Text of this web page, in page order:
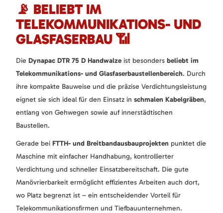
📡 BELIEBT IM
TELEKOMMUNIKATIONS- UND
GLASFASERBAU 📶
Die Dynapac DTR 75 D Handwalzeist besonders beliebt im
Telekommunikations- und Glasfaserbaustellenbereich. Durch
ihre kompakte Bauweise und die präzise Verdichtungsleistung
eignet sie sich ideal für den Einsatz in schmalen Kabelgräben,
entlang von Gehwegen sowie auf innerstädtischen
Baustellen.
Gerade bei FTTH- und Breitbandausbauprojekten punktet die
Maschine mit einfacher Handhabung, kontrollierter
Verdichtung und schneller Einsatzbereitschaft. Die gute
Manövrierbarkeit ermöglicht effizientes Arbeiten auch dort,
wo Platz begrenzt ist – ein entscheidender Vorteil für
Telekommunikationsfirmen und Tiefbauunternehmen.